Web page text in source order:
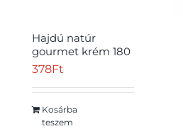
Hajdú natúr
gourmet krém 180
g
378Ft
Kosárba
teszem